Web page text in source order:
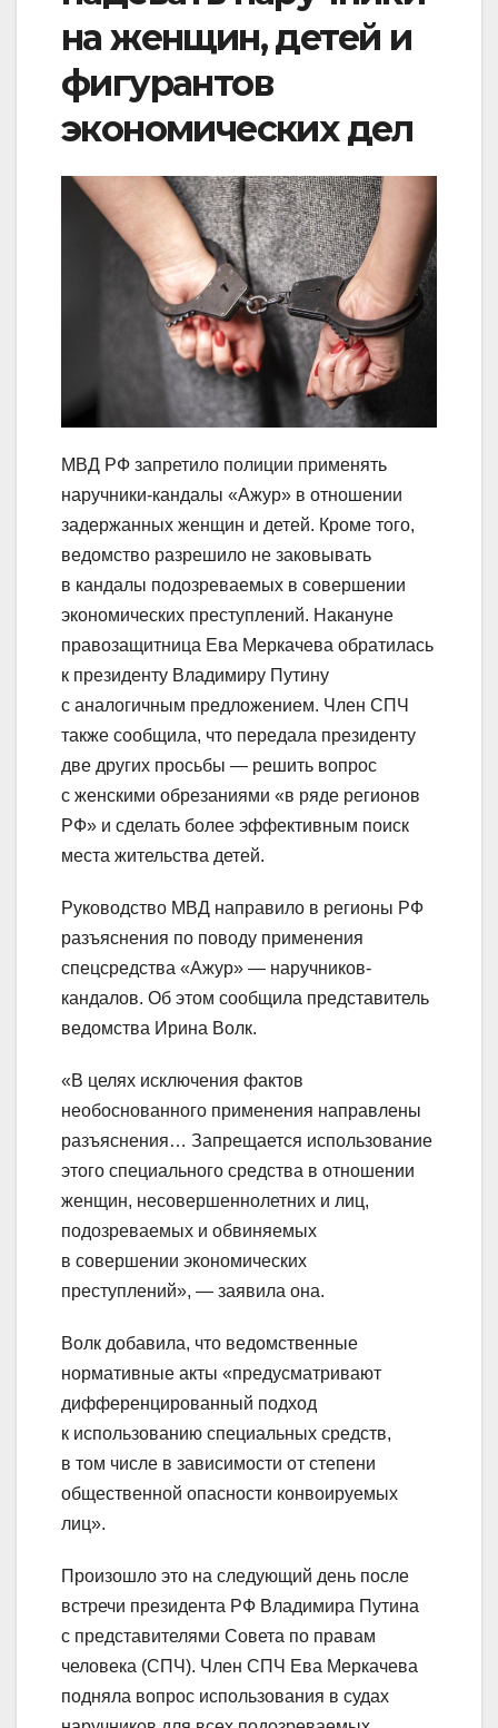
на женщин, детей и
фигурантов
экономических дел
МВД РФ запретило полиции применять
наручники-кандалы «Ажур» в отношении
задержанных женщин и детей. Кроме того,
ведомство разрешило не заковывать
в кандалы подозреваемых в совершении
экономических преступлений. Накануне
правозащитница Ева Меркачева обратилась
к президенту Владимиру Путину
с аналогичным предложением. Член СПЧ
также сообщила, что передала президенту
две других просьбы — решить вопрос
с женскими обрезаниями «в ряде регионов
РФ» и сделать более эффективным поиск
места жительства детей.
Руководство МВД направило в регионы РФ
разъяснения по поводу применения
спецсредства «Ажур» — наручников-
кандалов. Об этом сообщила представитель
ведомства Ирина Волк.
«В целях исключения фактов
необоснованного применения направлены
разъяснения… Запрещается использование
этого специального средства в отношении
женщин, несовершеннолетних и лиц,
подозреваемых и обвиняемых
в совершении экономических
преступлений», — заявила она.
Волк добавила, что ведомственные
нормативные акты «предусматривают
дифференцированный подход
к использованию специальных средств,
в том числе в зависимости от степени
общественной опасности конвоируемых
лиц».
Произошло это на следующий день после
встречи президента РФ Владимира Путина
с представителями Совета по правам
человека (СПЧ). Член СПЧ Ева Меркачева
подняла вопрос использования в судах